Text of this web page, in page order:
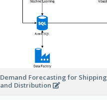
Demand Forecasting for Shipping
and Distribution